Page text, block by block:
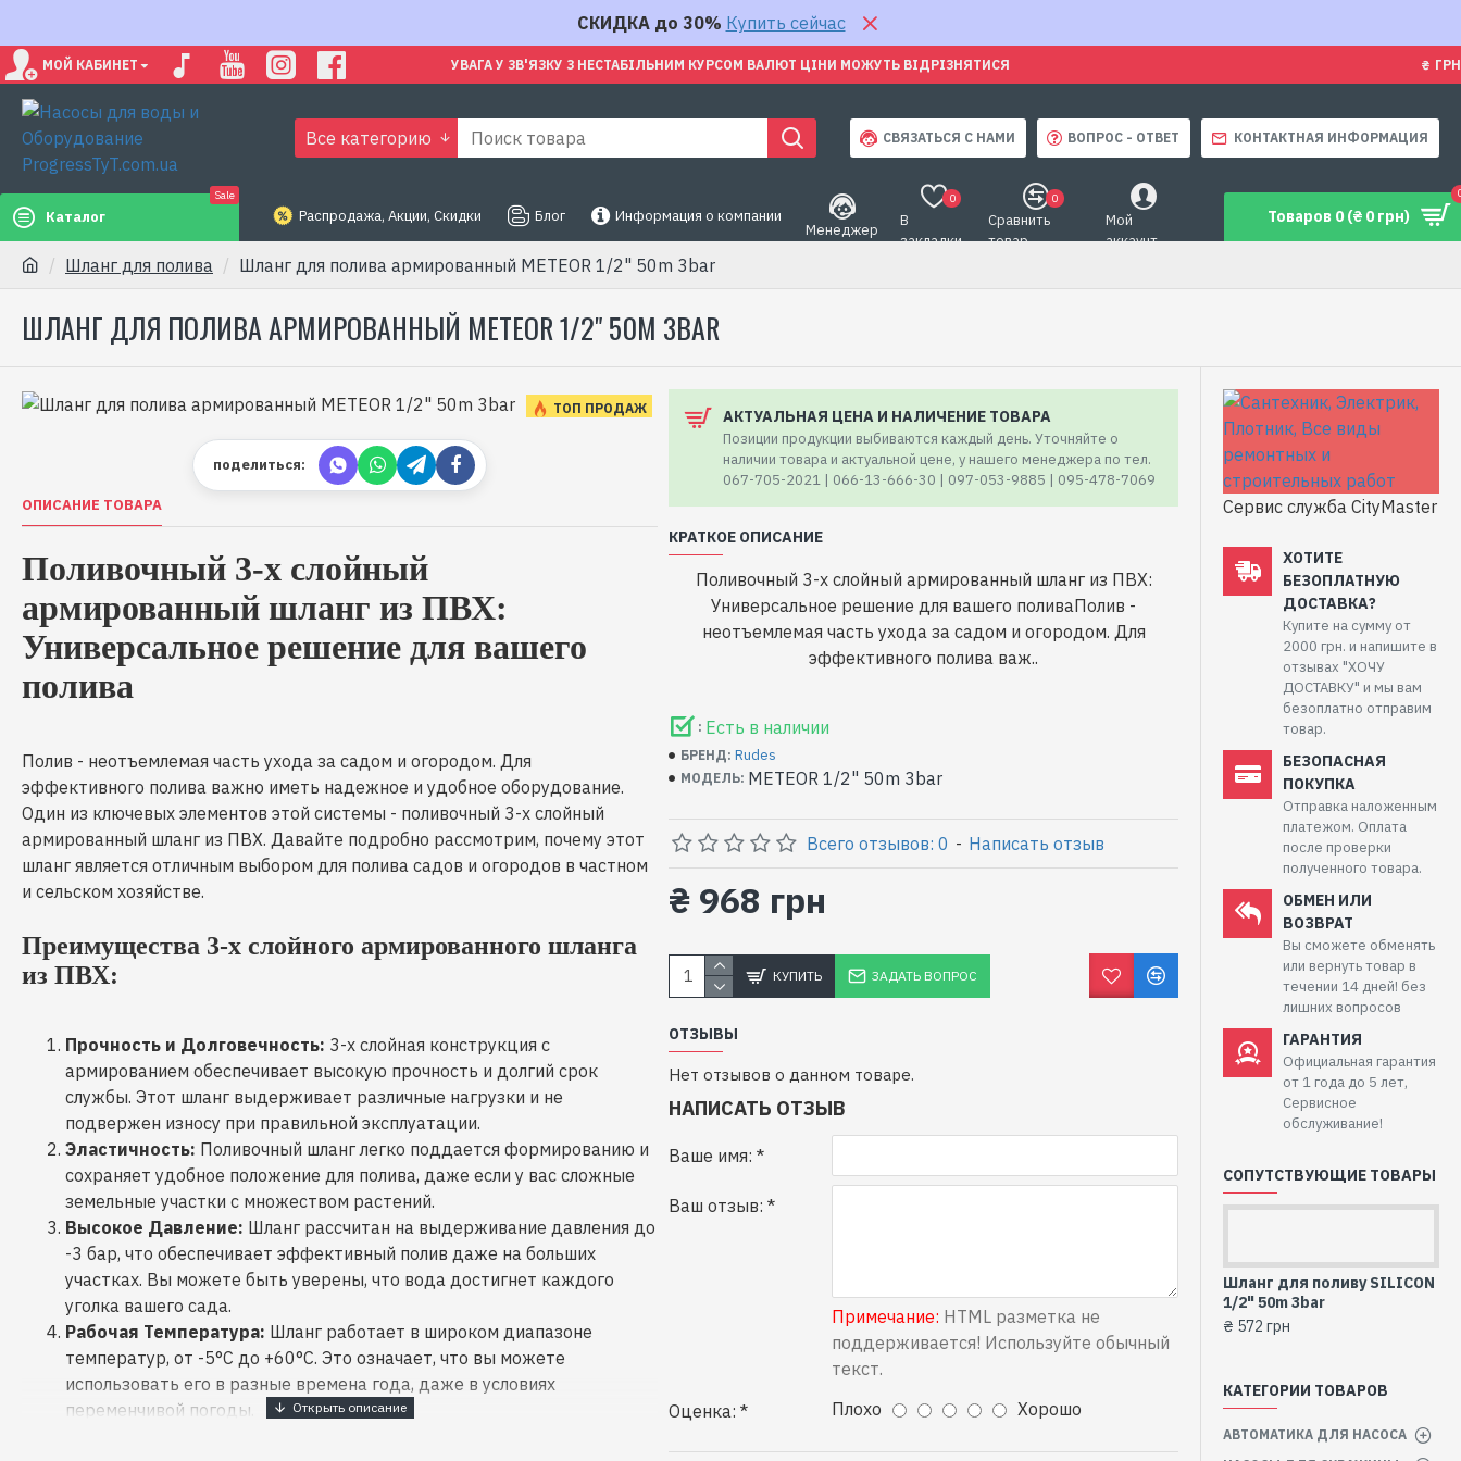
СКИДКА до 30% Купить сейчас
МОЙ КАБИНЕТ УВАГА У ЗВ'ЯЗКУ З НЕСТАБІЛЬНИМ КУРСОМ ВАЛЮТ ЦІНИ МОЖУТЬ ВІДРІЗНЯТИСЯ ₴ ГРН
Все категорию СВЯЗАТЬСЯ С НАМИ ВОПРОС - ОТВЕТ КОНТАКТНАЯ ИНФОРМАЦИЯ
Каталог
Sale
Распродажа, Акции, Скидки Блог Информация о компании
Менеджер
В
закладки
0
Сравнить
товар
0
Мой
аккаунт
Товаров 0 (₴ 0 грн)
Шланг для полива Шланг для полива армированный METEOR 1/2" 50m 3bar
ШЛАНГ ДЛЯ ПОЛИВА АРМИРОВАННЫЙ METEOR 1/2" 50M 3BAR
ТОП ПРОДАЖ
поделиться:
ОПИСАНИЕ ТОВАРА
Поливочный 3-х слойный
армированный шланг из ПВХ:
Универсальное решение для вашего
полива
Полив - неотъемлемая часть ухода за садом и огородом. Для
эффективного полива важно иметь надежное и удобное оборудование.
Один из ключевых элементов этой системы - поливочный 3-х слойный
армированный шланг из ПВХ. Давайте подробно рассмотрим, почему этот
шланг является отличным выбором для полива садов и огородов в частном
и сельском хозяйстве.
Преимущества 3-х слойного армированного шланга
из ПВХ:
Прочность и Долговечность: 3-х слойная конструкция с
армированием обеспечивает высокую прочность и долгий срок
службы. Этот шланг выдерживает различные нагрузки и не
подвержен износу при правильной эксплуатации.
Эластичность: Поливочный шланг легко поддается формированию и
сохраняет удобное положение для полива, даже если у вас сложные
земельные участки с множеством растений.
Высокое Давление: Шланг рассчитан на выдерживание давления до
-3 бар, что обеспечивает эффективный полив даже на больших
участках. Вы можете быть уверены, что вода достигнет каждого
уголка вашего сада.
Рабочая Температура: Шланг работает в широком диапазоне
температур, от -5°C до +60°C. Это означает, что вы можете
использовать его в разные времена года, даже в условиях
переменчивой погоды.
АКТУАЛЬНАЯ ЦЕНА И НАЛИЧЕНИЕ ТОВАРА
Позиции продукции выбиваются каждый день. Уточняйте о
наличии товара и актуальной цене, у нашего менеджера по тел.
067-705-2021 | 066-13-666-30 | 097-053-9885 | 095-478-7069
КРАТКОЕ ОПИСАНИЕ
Поливочный 3-х слойный армированный шланг из ПВХ:
Универсальное решение для вашего поливаПолив -
неотъемлемая часть ухода за садом и огородом. Для
эффективного полива важ..
: Есть в наличии
БРЕНД: Rudes
МОДЕЛЬ: METEOR 1/2" 50m 3bar
Всего отзывов: 0 - Написать отзыв
₴ 968 грн
КУПИТЬ ЗАДАТЬ ВОПРОС
ОТЗЫВЫ
Нет отзывов о данном товаре.
НАПИСАТЬ ОТЗЫВ
Ваше имя:
Ваш отзыв:
Примечание: HTML разметка не
поддерживается! Используйте обычный
текст.
Оценка:
Плохо Хорошо
Сервис служба CityMaster
ХОТИТЕ
БЕЗОПЛАТНУЮ
ДОСТАВКА?
Купите на сумму от
2000 грн. и напишите в
отзывах "ХОЧУ
ДОСТАВКУ" и мы вам
безоплатно отправим
товар.
БЕЗОПАСНАЯ
ПОКУПКА
Отправка наложенным
платежом. Оплата
после проверки
полученного товара.
ОБМЕН ИЛИ
ВОЗВРАТ
Вы сможете обменять
или вернуть товар в
течении 14 дней! без
лишних вопросов
ГАРАНТИЯ
Официальная гарантия
от 1 года до 5 лет,
Сервисное
обслуживание!
СОПУТСТВУЮЩИЕ ТОВАРЫ
Шланг для поливу SILICON
1/2" 50m 3bar
₴ 572 грн
КАТЕГОРИИ ТОВАРОВ
АВТОМАТИКА ДЛЯ НАСОСА